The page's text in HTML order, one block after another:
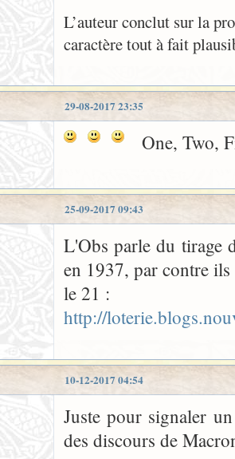
L’auteur conclut sur la
caractère tout à fait
29-08-2017 23:35
One, Two,
25-09-2017 09:43
L'Obs parle du tirage
en 1937, par contre
le 21 :
http://
10-12-2017 04:54
Juste pour signaler
des discours de